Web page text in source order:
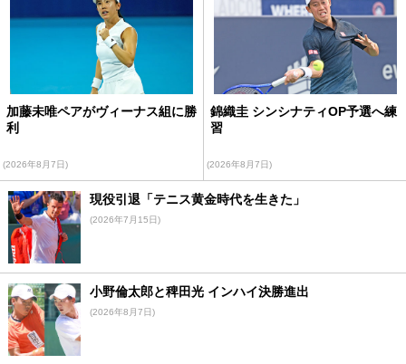
加藤未唯ペアがヴィーナス組に勝
利
(2026年8月7日)
錦織圭 シンシナティOP予選へ練
習
(2026年8月7日)
現役引退「テニス黄金時代を生きた」
(2026年7月15日)
小野倫太郎と稗田光 インハイ決勝進出
(2026年8月7日)